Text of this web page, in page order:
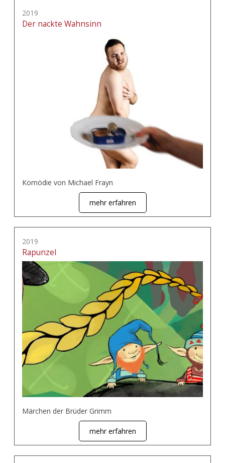
2019
Der nackte Wahnsinn
Komödie von Michael Frayn
mehr erfahren
2019
Rapunzel
Märchen der Brüder Grimm
mehr erfahren